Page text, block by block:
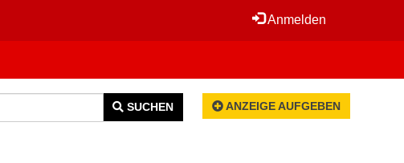
Anmelden
SUCHEN ANZEIGE AUFGEBEN